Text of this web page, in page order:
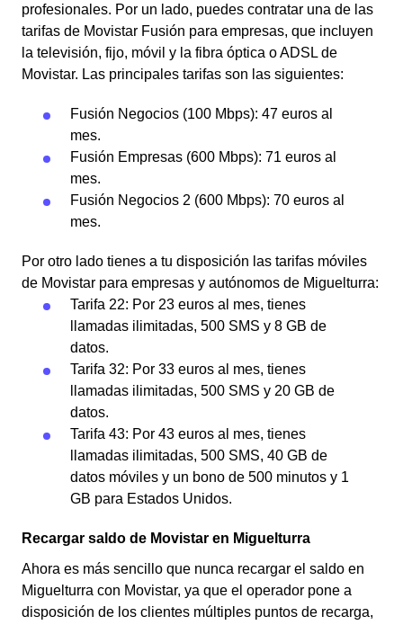
profesionales. Por un lado, puedes contratar una de las
tarifas de Movistar Fusión para empresas, que incluyen
la televisión, fijo, móvil y la fibra óptica o ADSL de
Movistar. Las principales tarifas son las siguientes:
Fusión Negocios (100 Mbps): 47 euros al
mes.
Fusión Empresas (600 Mbps): 71 euros al
mes.
Fusión Negocios 2 (600 Mbps): 70 euros al
mes.
Por otro lado tienes a tu disposición las tarifas móviles
de Movistar para empresas y autónomos de Miguelturra:
Tarifa 22: Por 23 euros al mes, tienes
llamadas ilimitadas, 500 SMS y 8 GB de
datos.
Tarifa 32: Por 33 euros al mes, tienes
llamadas ilimitadas, 500 SMS y 20 GB de
datos.
Tarifa 43: Por 43 euros al mes, tienes
llamadas ilimitadas, 500 SMS, 40 GB de
datos móviles y un bono de 500 minutos y 1
GB para Estados Unidos.
Recargar saldo de Movistar en Miguelturra
Ahora es más sencillo que nunca recargar el saldo en
Miguelturra con Movistar, ya que el operador pone a
disposición de los clientes múltiples puntos de recarga,